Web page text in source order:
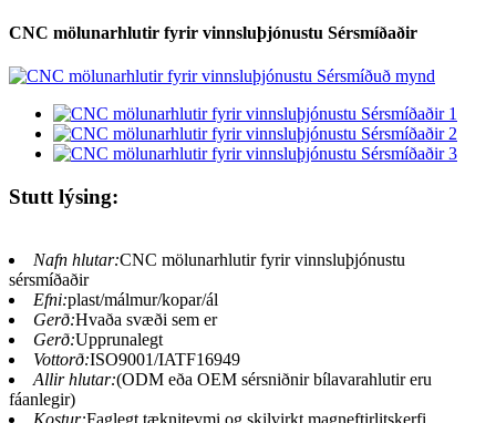
CNC mölunarhlutir fyrir vinnsluþjónustu Sérsmíðaðir
Stutt lýsing:
Nafn hlutar:CNC mölunarhlutir fyrir vinnsluþjónustu
sérsmíðaðir
Efni:plast/málmur/kopar/ál
Gerð:Hvaða svæði sem er
Gerð:Upprunalegt
Vottorð:ISO9001/IATF16949
Allir hlutar:(ODM eða OEM sérsniðnir bílavarahlutir eru
fáanlegir)
Kostur:Faglegt tækniteymi og skilvirkt magneftirlitskerfi